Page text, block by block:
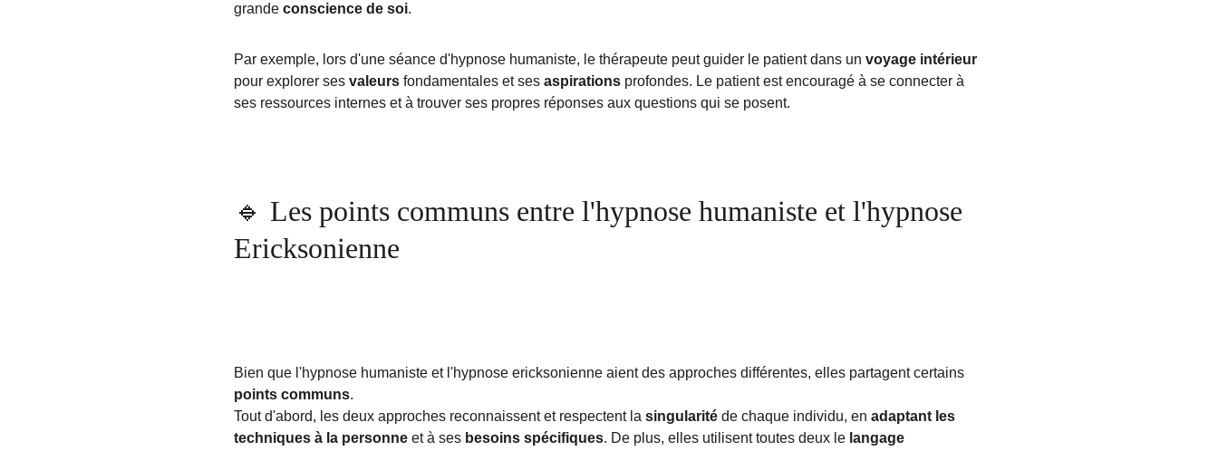
grande conscience de soi.
Par exemple, lors d'une séance d'hypnose humaniste, le thérapeute peut guider le patient dans un voyage intérieur
pour explorer ses valeurs fondamentales et ses aspirations profondes. Le patient est encouragé à se connecter à
ses ressources internes et à trouver ses propres réponses aux questions qui se posent.
🔹 Les points communs entre l'hypnose humaniste et l'hypnose
Ericksonienne
Bien que l'hypnose humaniste et l'hypnose ericksonienne aient des approches différentes, elles partagent certains
points communs.
Tout d'abord, les deux approches reconnaissent et respectent la singularité de chaque individu, en adaptant les
techniques à la personne et à ses besoins spécifiques. De plus, elles utilisent toutes deux le langage